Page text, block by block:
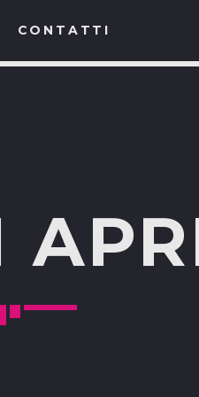
CONTATTI